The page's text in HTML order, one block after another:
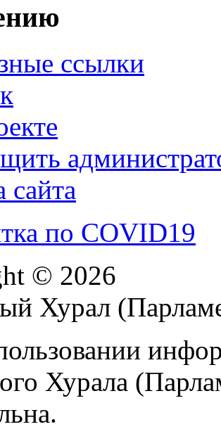
ссылки
сайта
по COVID19
© 2026
Хурал
Хурала